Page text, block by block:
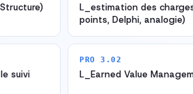
L_estimation des
points, Delphi, analogie)
suivi
PRO 3.02
L_Earned Value